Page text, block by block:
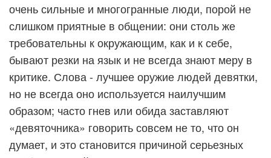
очень сильные и многогранные люди, порой не
слишком приятные в общении: они столь же
требовательны к окружающим, как и к себе,
бывают резки на язык и не всегда знают меру в
критике. Слова - лучшее оружие людей девятки,
но не всегда оно используется наилучшим
образом; часто гнев или обида заставляют
«девяточника» говорить совсем не то, что он
думает, и это становится причиной серьезных